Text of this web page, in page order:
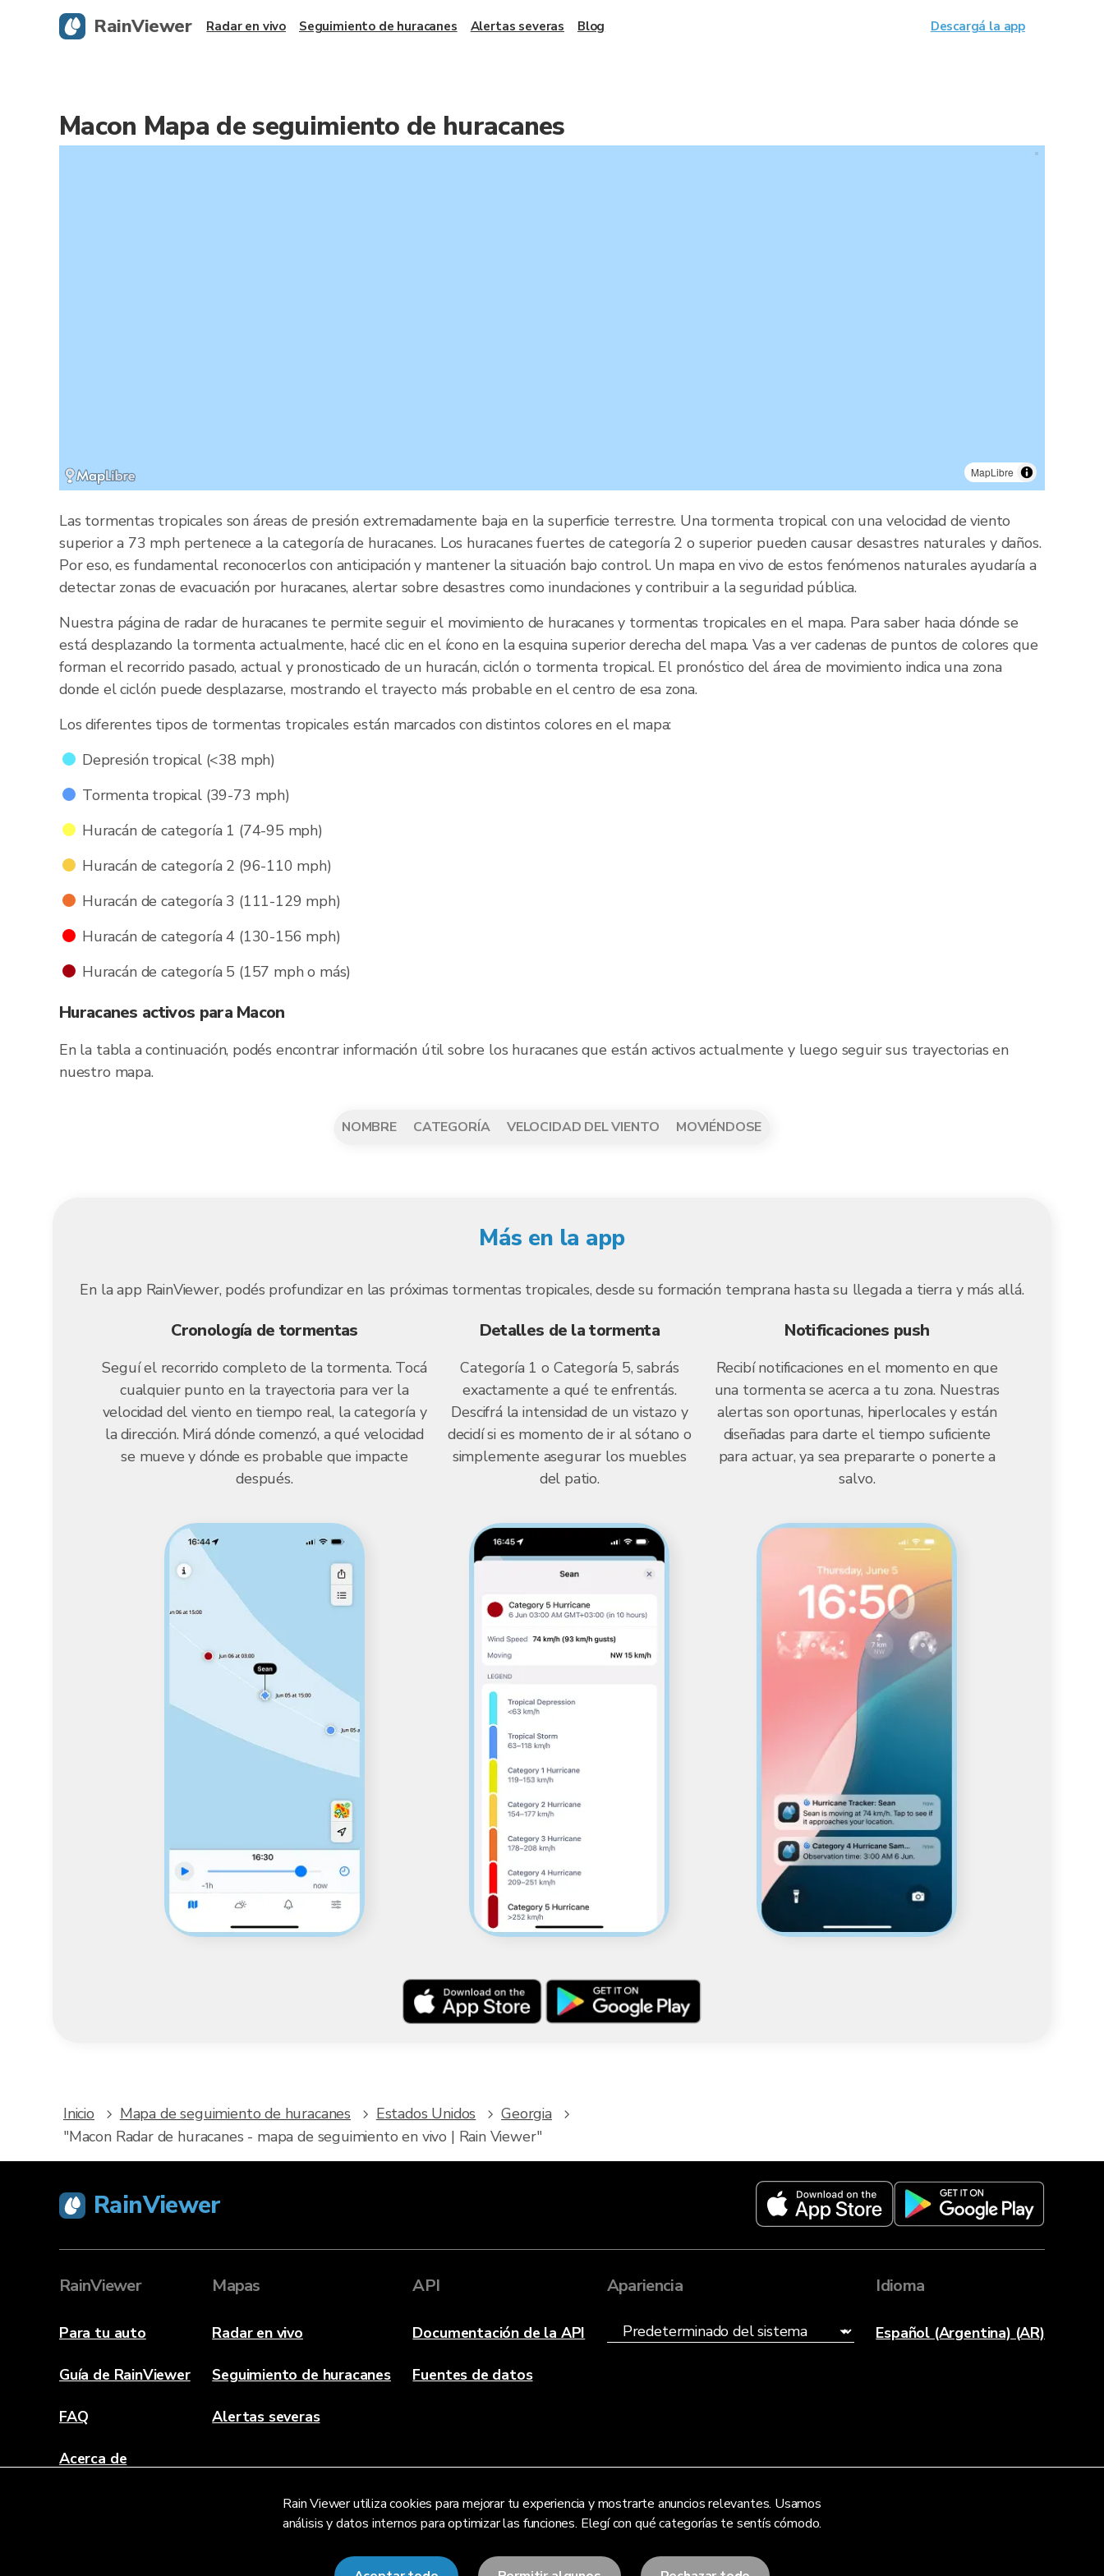
Macon Mapa de seguimiento de huracanes
MapLibre
Las tormentas tropicales son áreas de presión extremadamente baja en la superficie terrestre. Una tormenta tropical con una velocidad de viento
superior a 73 mph pertenece a la categoría de huracanes. Los huracanes fuertes de categoría 2 o superior pueden causar desastres naturales y daños.
Por eso, es fundamental reconocerlos con anticipación y mantener la situación bajo control. Un mapa en vivo de estos fenómenos naturales ayudaría a
detectar zonas de evacuación por huracanes, alertar sobre desastres como inundaciones y contribuir a la seguridad pública.
Nuestra página de radar de huracanes te permite seguir el movimiento de huracanes y tormentas tropicales en el mapa. Para saber hacia dónde se
está desplazando la tormenta actualmente, hacé clic en el ícono en la esquina superior derecha del mapa. Vas a ver cadenas de puntos de colores que
forman el recorrido pasado, actual y pronosticado de un huracán, ciclón o tormenta tropical. El pronóstico del área de movimiento indica una zona
donde el ciclón puede desplazarse, mostrando el trayecto más probable en el centro de esa zona.
Los diferentes tipos de tormentas tropicales están marcados con distintos colores en el mapa:
Depresión tropical (<38 mph)
Tormenta tropical (39-73 mph)
Huracán de categoría 1 (74-95 mph)
Huracán de categoría 2 (96-110 mph)
Huracán de categoría 3 (111-129 mph)
Huracán de categoría 4 (130-156 mph)
Huracán de categoría 5 (157 mph o más)
Huracanes activos para Macon
En la tabla a continuación, podés encontrar información útil sobre los huracanes que están activos actualmente y luego seguir sus trayectorias en
nuestro mapa.
NOMBRE CATEGORÍA VELOCIDAD DEL VIENTO MOVIÉNDOSE
Más en la app
En la app RainViewer, podés profundizar en las próximas tormentas tropicales, desde su formación temprana hasta su llegada a tierra y más allá.
Cronología de tormentas
Seguí el recorrido completo de la tormenta. Tocá
cualquier punto en la trayectoria para ver la
velocidad del viento en tiempo real, la categoría y
la dirección. Mirá dónde comenzó, a qué velocidad
se mueve y dónde es probable que impacte
después.
Detalles de la tormenta
Categoría 1 o Categoría 5, sabrás
exactamente a qué te enfrentás.
Descifrá la intensidad de un vistazo y
decidí si es momento de ir al sótano o
simplemente asegurar los muebles
del patio.
Notificaciones push
Recibí notificaciones en el momento en que
una tormenta se acerca a tu zona. Nuestras
alertas son oportunas, hiperlocales y están
diseñadas para darte el tiempo suficiente
para actuar, ya sea prepararte o ponerte a
salvo.
Rain Viewer utiliza cookies para mejorar tu experiencia y mostrarte anuncios relevantes. Usamos
análisis y datos internos para optimizar las funciones. Elegí con qué categorías te sentís cómodo.
Inicio Mapa de seguimiento de huracanes Estados Unidos
Georgia
"Macon Radar de huracanes - mapa de seguimiento en vivo | Rain Viewer"
RainViewer
RainViewer
Para tu auto
Guía de RainViewer
FAQ
Acerca de
Mapas
Radar en vivo
Seguimiento de huracanes
Alertas severas
API
Documentación de la API
Fuentes de datos
Apariencia Idioma
Español (Argentina) (AR)
RainViewer Radar en vivo Seguimiento de huracanes Alertas severas Blog Descargá la app